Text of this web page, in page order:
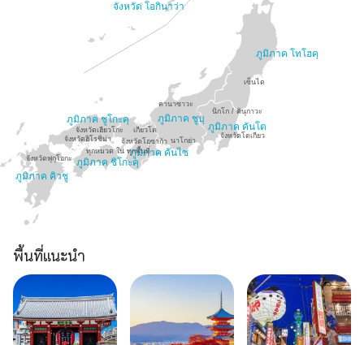
ภูมิภาค โทโฮคุ
ภูมิภาค คันโต
ภูมิภาค ชูบุ
ภูมิภาค คันไซ
ภูมิภาค ชิโกะคุ
ภูมิภาค คิวชู
ภูมิภาค ชูโกะคุ
จังหวัด โอกินาว่า
เซ็นได
นิกโก / คินุกาวะ
จังหวัดโตเกียว
คานาซาวะ
นาโกย่า
เกียวโต
จังหวัดโอซาก้า
จังหวัดฮิโรชิม่า
ทุกหมวด ใน ทุกพื้นที่
จังหวัดฟุกุโอกะ
จังหวัดเฮียวโกะ
พื้นที่แนะนำ